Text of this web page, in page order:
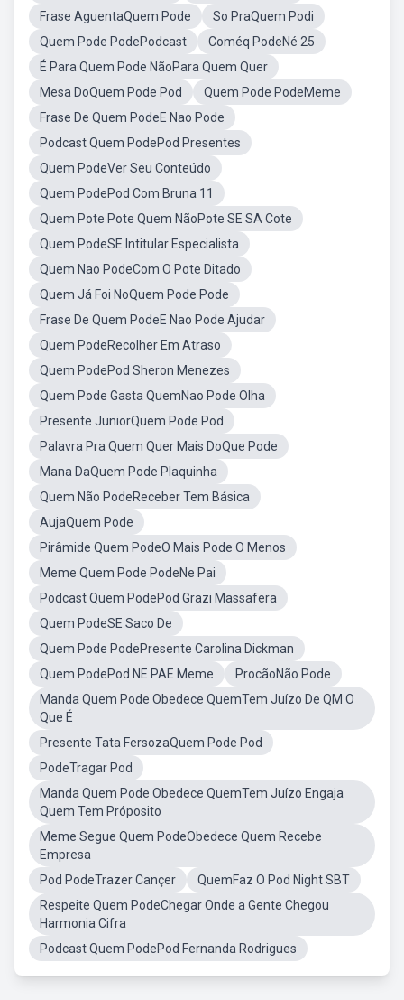
Frase AguentaQuem Pode
So PraQuem Podi
Quem Pode PodePodcast
Coméq PodeNé 25
É Para Quem Pode NãoPara Quem Quer
Mesa DoQuem Pode Pod
Quem Pode PodeMeme
Frase De Quem PodeE Nao Pode
Podcast Quem PodePod Presentes
Quem PodeVer Seu Conteúdo
Quem PodePod Com Bruna 11
Quem Pote Pote Quem NãoPote SE SA Cote
Quem PodeSE Intitular Especialista
Quem Nao PodeCom O Pote Ditado
Quem Já Foi NoQuem Pode Pode
Frase De Quem PodeE Nao Pode Ajudar
Quem PodeRecolher Em Atraso
Quem PodePod Sheron Menezes
Quem Pode Gasta QuemNao Pode Olha
Presente JuniorQuem Pode Pod
Palavra Pra Quem Quer Mais DoQue Pode
Mana DaQuem Pode Plaquinha
Quem Não PodeReceber Tem Básica
AujaQuem Pode
Pirâmide Quem PodeO Mais Pode O Menos
Meme Quem Pode PodeNe Pai
Podcast Quem PodePod Grazi Massafera
Quem PodeSE Saco De
Quem Pode PodePresente Carolina Dickman
Quem PodePod NE PAE Meme
ProcãoNão Pode
Manda Quem Pode Obedece QuemTem Juízo De QM O
Que É
Presente Tata FersozaQuem Pode Pod
PodeTragar Pod
Manda Quem Pode Obedece QuemTem Juízo Engaja
Quem Tem Próposito
Meme Segue Quem PodeObedece Quem Recebe
Empresa
Pod PodeTrazer Cançer
QuemFaz O Pod Night SBT
Respeite Quem PodeChegar Onde a Gente Chegou
Harmonia Cifra
Podcast Quem PodePod Fernanda Rodrigues